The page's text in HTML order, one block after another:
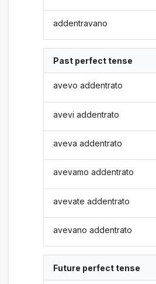
addentravano
Past perfect tense
avevo addentrato
avevi addentrato
aveva addentrato
avevamo addentrato
avevate addentrato
avevano addentrato
Future perfect tense